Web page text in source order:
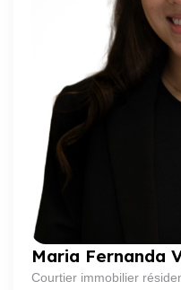
Maria Fernanda
Courtier immobilier